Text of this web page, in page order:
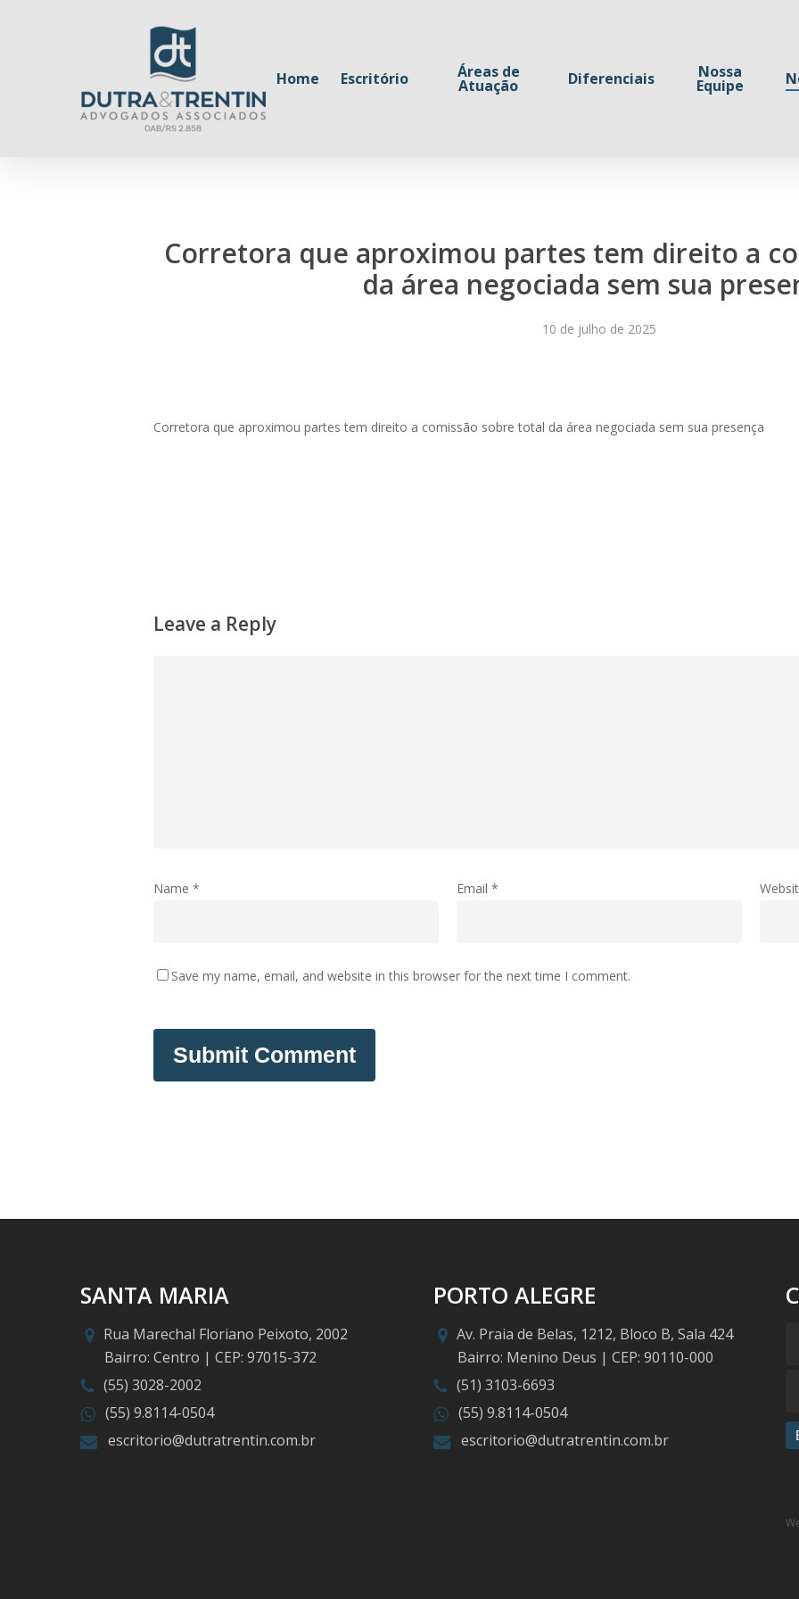
Home Escritório Áreas de
Atuação Diferenciais Nossa
Equipe
Corretora que aproximou partes tem direito a
da área negociada sem sua
10 de julho de 2025
Corretora que aproximou partes tem direito a comissão sobre total da área negociada sem sua presença
Leave a Reply
Name * Email *
Save my name, email, and website in this browser for the next time I comment.
SANTA MARIA
Rua Marechal Floriano Peixoto, 2002
Bairro: Centro | CEP: 97015-372
(55) 3028-2002
(55) 9.8114-0504
escritorio@dutratrentin.com.br
PORTO ALEGRE
Av. Praia de Belas, 1212, Bloco B, Sala 424
Bairro: Menino Deus | CEP: 90110-000
(51) 3103-6693
(55) 9.8114-0504
escritorio@dutratrentin.com.br